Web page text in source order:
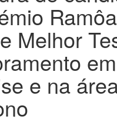
Melhor
em
e na